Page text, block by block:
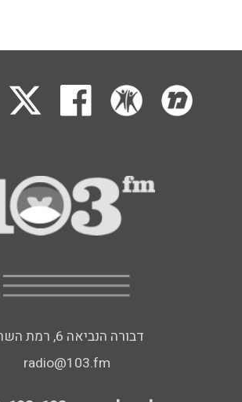
דבורה הנביאה 6, רמת השרון
radio@103.fm